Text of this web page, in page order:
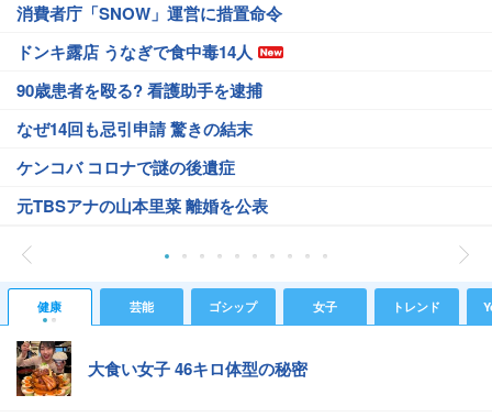
消費者庁「SNOW」運営に措置命令
ドンキ露店 うなぎで食中毒14人
90歳患者を殴る? 看護助手を逮捕
なぜ14回も忌引申請 驚きの結末
ケンコバ コロナで謎の後遺症
元TBSアナの山本里菜 離婚を公表
健康 芸能 ゴシップ 女子 トレンド
大食い女子 46キロ体型の秘密